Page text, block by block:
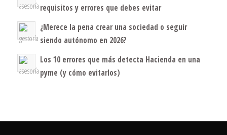
requisitos y errores que debes evitar
¿Merece la pena crear una sociedad o seguir
siendo autónomo en 2026?
Los 10 errores que más detecta Hacienda en una
pyme (y cómo evitarlos)